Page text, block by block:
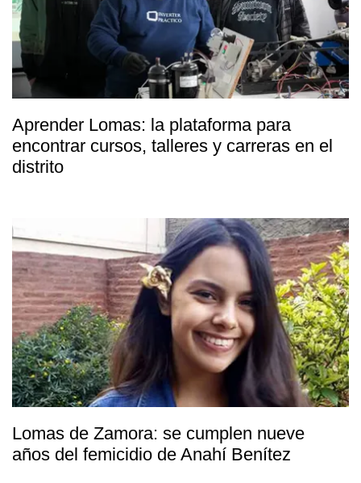
Aprender Lomas: la plataforma para
encontrar cursos, talleres y carreras en el
distrito
Lomas de Zamora: se cumplen nueve
años del femicidio de Anahí Benítez